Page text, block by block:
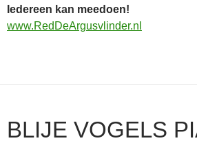
Iedereen kan meedoen!
www.RedDeArgusvlinder.nl
BLIJE VOGELS